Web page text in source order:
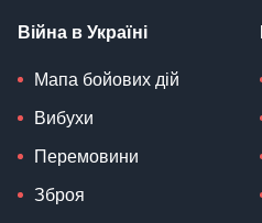
Війна в Україні
Мапа бойових дій
Вибухи
Перемовини
Зброя